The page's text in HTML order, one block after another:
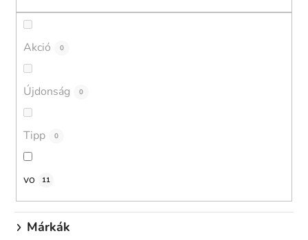
Akció 0
Újdonság 0
Tipp 0
vo 11
Márkák